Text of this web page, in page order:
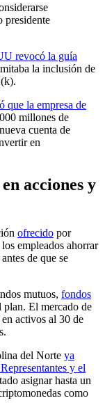
presidente
revocó la guía
la inclusión de
que la empresa de
millones de
cuenta de
en
acciones y
ofrecido por
empleados ahorrar
de que se
mutuos, fondos
plan. El mercado de
activos al 30 de
del Norte ya
y el
asignar hasta un
como